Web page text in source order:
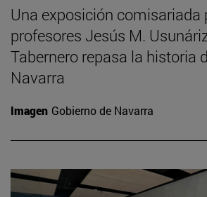
Una exposición comisariada
profesores Jesús M.
Tabernero repasa la historia
Navarra
Imagen Gobierno de Navarra